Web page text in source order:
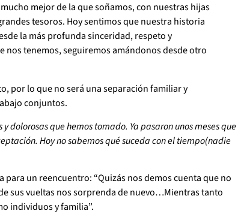
mejor de la que soñamos, con nuestras hijas
tesoros. Hoy sentimos que nuestra historia
la más profunda sinceridad, respeto y
nos tenemos, seguiremos amándonos desde otro
por lo que no será una separación familiar y
conjuntos.
dolorosas que hemos tomado. Ya pasaron unos meses que
Hoy no sabemos qué suceda con el tiempo(nadie
un reencuentro: “Quizás nos demos cuenta que no
sus vueltas nos sorprenda de nuevo…Mientras tanto
individuos y familia”.